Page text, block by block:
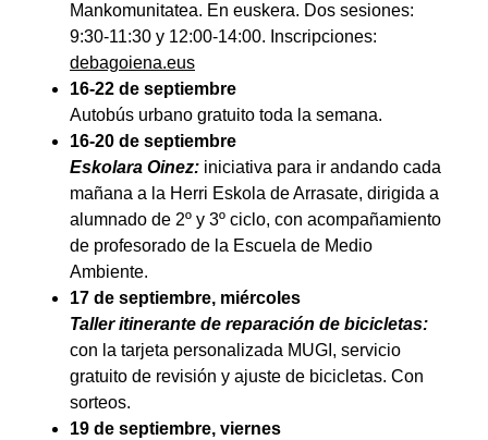
Mankomunitatea. En euskera. Dos sesiones:
9:30-11:30 y 12:00-14:00. Inscripciones:
debagoiena.eus
16-22 de septiembre
Autobús urbano gratuito toda la semana.
16-20 de septiembre
Eskolara Oinez: iniciativa para ir andando cada
mañana a la Herri Eskola de Arrasate, dirigida a
alumnado de 2º y 3º ciclo, con acompañamiento
de profesorado de la Escuela de Medio
Ambiente.
17 de septiembre, miércoles
Taller itinerante de reparación de bicicletas:
con la tarjeta personalizada MUGI, servicio
gratuito de revisión y ajuste de bicicletas. Con
sorteos.
19 de septiembre, viernes